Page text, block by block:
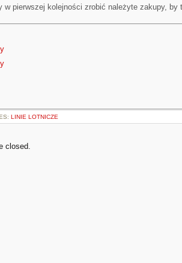
w pierwszej kolejności zrobić należyte zakupy, by
LINIE LOTNICZE
closed.